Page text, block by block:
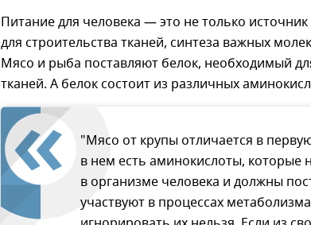
Питание для человека — это не только
для строительства тканей, синтеза важных
Мясо и рыба поставляют белок, необходимый
тканей. А белок состоит из различных
"Мясо от крупы отличается в
в нем есть аминокислоты, которые
в организме человека и должны
участвуют в процессах